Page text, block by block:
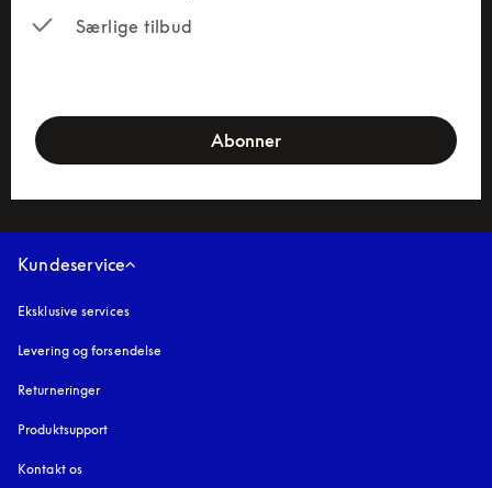
Særlige tilbud
Abonner
Kundeservice
Eksklusive services
Levering og forsendelse
Returneringer
Produktsupport
Kontakt os